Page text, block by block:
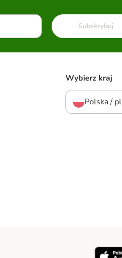
Subskrybuj
Wybierz kraj
Polska / pl